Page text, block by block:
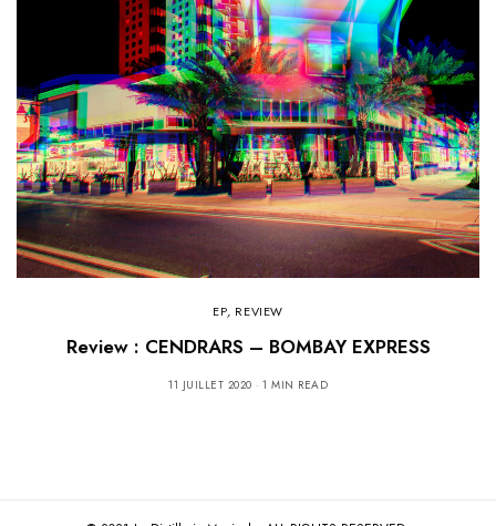
EP, REVIEW
Review : CENDRARS – BOMBAY EXPRESS
11 JUILLET 2020 1 MIN READ